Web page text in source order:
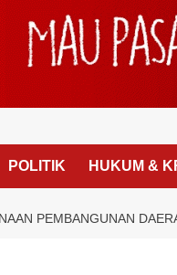
POLITIK HUKUM &
PEMBANGUNAN